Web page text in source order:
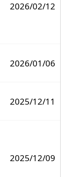
2026/02/12
2026/01/06
2025/12/11
2025/12/09